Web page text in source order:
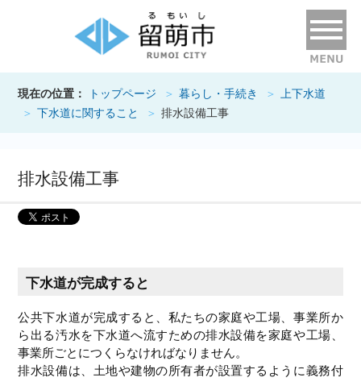
現在の位置： トップページ 暮らし・手続き
上下水道
下水道に関すること
排水設備工事
排水設備工事
下水道が完成すると
公共下水道が完成すると、私たちの家庭や工場、事業所か
ら出る汚水を下水道へ流すための排水設備を家庭や工場、
事業所ごとにつくらなければなりません。
排水設備は、土地や建物の所有者が設置するように義務付